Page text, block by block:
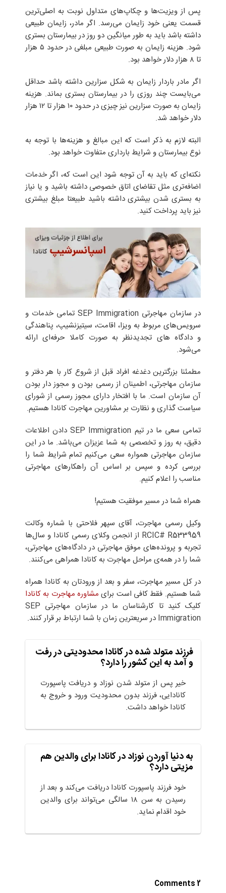
پس از ویزیت‌ها و چکاپ‌های متداول نوبت به اصلی‌ترین
قسمت یعنی خود زایمان می‌رسد. اگر مادر، زایمان طبیعی
داشته باشد باید به طور میانگین دو روز در بیمارستان بستری
شود. هزینه‌ زایمان به صورت طبیعی مبلغی در حدود ۵ هزار
تا ۸ هزار دلار خواهد بود.
اگر مادر باردار زایمان به شکل سزارین داشته باشد حداقل
می‌بایست چند روزی را در بیمارستان بستری بماند. هزینه‌
زایمان به صورت سزارین نیز چیزی در حدود ۱۰ هزار تا ۱۲ هزار
دلار خواهد شد.
البته لازم به ذکر است که این مبالغ و هزینه‌ها با توجه به
نوع بیمارستان و شرایط بارداری متفاوت خواهد بود.
نکته‌‌ای که باید به آن توجه شود این است که، اگر خدمات
اضافه‌تری مثل تقاضای اتاق خصوصی داشته باشید و یا نیاز
به بستری شدن بیشتری داشته باشید طبیعتا مبلغ بیشتری
نیز باید پرداخت کنید.
در سازمان مهاجرتی SEP Immigration تمامی خدمات و
سرویس‌های مربوط به ویزا، اقامت، سیتیزنشیپ، پناهندگی
و دادگاه های تجدیدنظر به صورت کاملا حرفه‌ای ارائه
می‌شود.
مطمئنا بزرگترین دغدغه‌ افراد قبل از شروع کار با هر دفتر و
سازمان مهاجرتی، اطمینان از رسمی بودن و مجوز دار بودن
آن سازمان است. ما با افتخار دارای مجوز رسمی از شورای
سیاست گذاری و نظارت بر مشاورین مهاجرت کانادا هستیم.
تمامی سعی ما در تیم SEP Immigration دادن اطلاعات
دقیق، به روز و تخصصی به شما عزیزان می‌باشد. ما در این
سازمان مهاجرتی همواره سعی می‌کنیم تمام شرایط شما را
بررسی کرده و سپس بر اساس آن راهکارهای مهاجرتی
مناسب را اعلام کنیم.
همراه شما در مسیر موفقیت هستیم!
وکیل رسمی مهاجرت، آقای سپهر فلاحتی با شماره وکالت
RCIC# R533959 از انجمن وکلای رسمی کانادا و سال‌ها
تجربه و پرونده‌های موفق مهاجرتی در دادگاه‌های مهاجرتی،
شما را در همه‌ی مراحل مهاجرت به کانادا همراهی می‌کنند.
در کل مسیر مهاجرت، سفر و بعد از ورودتان به کانادا همراه
شما هستیم. فقط کافی است برای مشاوره مهاجرت به کانادا
کلیک کنید تا کارشناسان ما در سازمان مهاجرتی SEP
Immigration در سریعترین زمان با شما ارتباط بر قرار کنند.
فرزند متولد شده در کانادا محدودیتی در رفت
و آمد به این کشور را دارد؟
خیر پس از متولد شدن نوزاد و دریافت پاسپورت
کانادایی، فرزند بدون محدودیت ورود و خروج به
کانادا خواهد داشت.
به دنیا آوردن نوزاد در کانادا برای والدین هم
مزیتی دارد؟
خود فرزند پاسپورت کانادا دریافت می‌کند و بعد از
رسیدن به سن ۱۸ سالگی می‌تواند برای والدین
خود اقدام نماید.
2 Comments